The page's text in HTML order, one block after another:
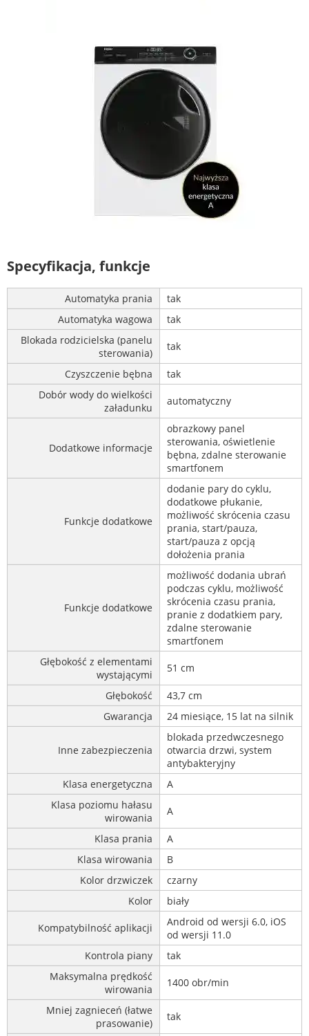
Specyfikacja, funkcje
Automatyka prania
tak
Automatyka wagowa
tak
Blokada rodzicielska (panelu
sterowania)
tak
Czyszczenie bębna
tak
Dobór wody do wielkości
załadunku
automatyczny
Dodatkowe informacje
obrazkowy panel
sterowania, oświetlenie
bębna, zdalne sterowanie
smartfonem
Funkcje dodatkowe
dodanie pary do cyklu,
dodatkowe płukanie,
możliwość skrócenia czasu
prania, start/pauza,
start/pauza z opcją
dołożenia prania
Funkcje dodatkowe
możliwość dodania ubrań
podczas cyklu, możliwość
skrócenia czasu prania,
pranie z dodatkiem pary,
zdalne sterowanie
smartfonem
Głębokość z elementami
wystającymi
51 cm
Głębokość
43,7 cm
Gwarancja
24 miesiące, 15 lat na silnik
Inne zabezpieczenia
blokada przedwczesnego
otwarcia drzwi, system
antybakteryjny
Klasa energetyczna
A
Klasa poziomu hałasu
wirowania
A
Klasa prania
A
Klasa wirowania
B
Kolor drzwiczek
czarny
Kolor
biały
Kompatybilność aplikacji
Android od wersji 6.0, iOS
od wersji 11.0
Kontrola piany
tak
Maksymalna prędkość
wirowania
1400 obr/min
Mniej zagnieceń (łatwe
prasowanie)
tak